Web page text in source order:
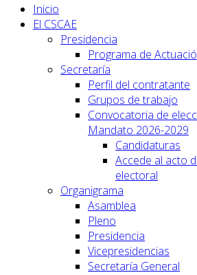
Inicio
El CSCAE
Presidencia
Programa de
Secretaría
Perfil del contratante
Grupos de trabajo
Convocatoria de
Mandato 2026-2029
Candidaturas
Accede al acto
electoral
Organigrama
Asamblea
Pleno
Presidencia
Vicepresidencias
Secretaría General